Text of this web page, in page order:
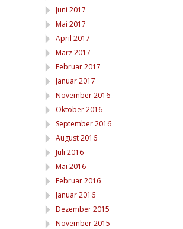
Juni 2017
Mai 2017
April 2017
März 2017
Februar 2017
Januar 2017
November 2016
Oktober 2016
September 2016
August 2016
Juli 2016
Mai 2016
Februar 2016
Januar 2016
Dezember 2015
November 2015